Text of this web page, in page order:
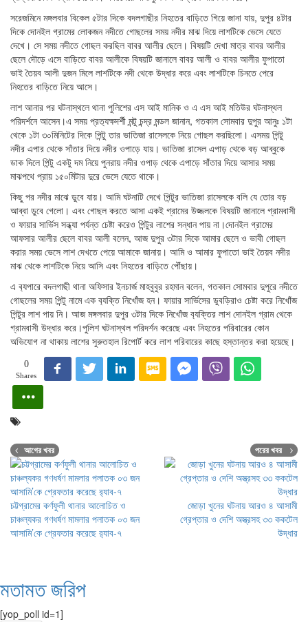
সরেজমিনে মঙ্গলবার বিকেল ৫টার দিকে বদলগাছীর নিহতের বাড়িতে গিয়ে জানা যায়, দুপুর ৪টার
দিকে দোনইল গ্রামের লোকজন নদীতে গোছলের সময় নদীর মাঝ দিয়ে লাশটিকে ভেসে যেতে
দেখে। সে সময় নদীতে গোছল করছিল বাবর আলীর ছেলে। বিষয়টি দেখা মাত্র বাবর আলীর
ছেলে দৌড়ে এসে বাড়িতে বাবর আলীকে বিষয়টি জানালে বাবর আলী ও বাবর আলীর ফুপাতো
ভাই তৈয়ব আলী দুজন মিলে লাশটিকে নদী থেকে উদ্ধার করে এবং লাশটিকে চিনতে পেরে
নিহতের বাড়িতে নিয়ে আসে।
লাশ আনার পর ঘটনাস্থলে থানা পুলিশের এস আই মানিক ও এ এস আই মতিউর ঘটনাস্থল
পরিদর্শনে আসেন।এ সময় প্রত‍‍্যক্ষদর্শী মন্টু চন্দ্র মন্ডল জানান, গতকাল সোমবার দুপুর আনুঃ ১টা
থেকে ১টা ৩০মিনিটের দিকে পিন্টু তার ভাতিজা রাসেলকে নিয়ে গোছল করছিলো। এসময় পিন্টু
নদীর এপার থেকে সাঁতার দিয়ে নদীর ওপাড়ে যায়। ভাতিজা রাসেল এপাড় থেকে বড় আব্বুকে
ডাক দিলে পিন্টু একটু দম নিয়ে পুনরায় নদীর ওপাড় থেকে এপাড়ে সাঁতার দিয়ে আসার সময়
মাঝপথে প্রায় ১৫০মিটার দুরে ভেসে যেতে থাকে।
কিছু পর নদীর মাঝে ডুবে যায়। আমি ঘটনাটি দেখে পিন্টুর ভাতিজা রাসেলকে বলি যে তোর বড়
আব্বা ডুবে গেলো। এবং গোছল করতে আসা একই গ্রামের উজ্জলকে বিষয়টি জানালে গ্রামবাসী
ও ফায়ার সার্ভিস সন্ধ্যা পর্যন্ত চেষ্টা করেও পিন্টুর লাশের সন্ধান পায় না।দোনইল গ্রামের
আফসার আলীর ছেলে বাবর আলী বলেন, আজ দুপুর ৩টার দিকে আমার ছেলে ও ভাবী গোছল
করার সময় ভেসে লাশ দেখতে পেয়ে আমাকে জানায়। আমি ও আমার ফুপাতো ভাই তৈয়ব নদীর
মাঝ থেকে লাশটিকে নিয়ে আসি এবং নিহতের বাড়িতে পৌঁছায়।
এ ব‍্যপারে বদলগাছী থানা অফিসার ইনচার্জ মাহবুবুর রহমান বলেন, গতকাল সোমবার দুপুরে নদীতে
গোছলের সময় পিন্টু নামে এক ব‍্যক্তি নিখোঁজ হন। ফায়ার সার্ভিসের ডুবড়িরাও চেষ্টা করে নিখোঁজ
পিন্টুর লাশ পায় নি। আজ মঙ্গলবার দুপুর ৩টার দিকে নিখোঁজ ব‍্যক্তির লাশ দোনইল গ্রাম থেকে
গ্রামবাসী উদ্ধার করে।পুলিশ ঘটনাস্থল পরিদর্শন করেছে এবং নিহতের পরিবারের কোন
অভিযোগ না থাকায় লাশের সুরুতহাল রিপোর্ট করে লাশ পরিবারের কাছে হস্তান্তর করা হয়েছে।
0
Shares
আগের খবর
চট্টগ্রামের কর্ণফুলী থানার আলোচিত ও
চাঞ্চল্যকর গণধর্ষণ মামলার পলাতক ০৩ জন
আসামি’কে গ্রেফতার করেছে র‌্যাব-৭
পরের খবর
জোড়া খুনের ঘটনায় আরও ৪ আসামী
গ্রেপ্তার ও দেশি অস্ত্রসহ ৩৩ ককটেল
উদ্ধার
মতামত জরিপ
[yop_poll id=1]